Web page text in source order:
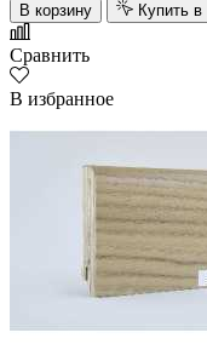
В корзину Купить в
Сравнить
В избранное